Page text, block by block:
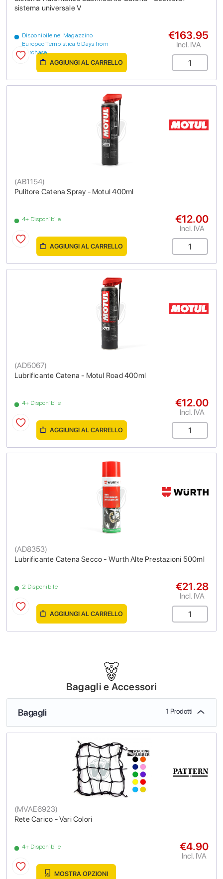
sistema universale V
Disponibile nel Magazzino
Europeo Tempistica 5 Days from
purchase
€163.95
Incl. IVA
AGGIUNGI AL CARRELLO
Pulitore Catena Spray - Motul 400ml
(AB1154)
4+ Disponibile €12.00
Incl. IVA
AGGIUNGI AL CARRELLO
Lubrificante Catena - Motul Road 400ml
(AD5067)
4+ Disponibile €12.00
Incl. IVA
AGGIUNGI AL CARRELLO
Lubrificante Catena Secco - Wurth Alte Prestazioni 500ml
(AD8353)
2 Disponibile €21.28
Incl. IVA
AGGIUNGI AL CARRELLO
Bagagli e Accessori
Bagagli 1 Prodotti
Rete Carico - Vari Colori
(MVAE6923)
4+ Disponibile €4.90
Incl. IVA
MOSTRA OPZIONI